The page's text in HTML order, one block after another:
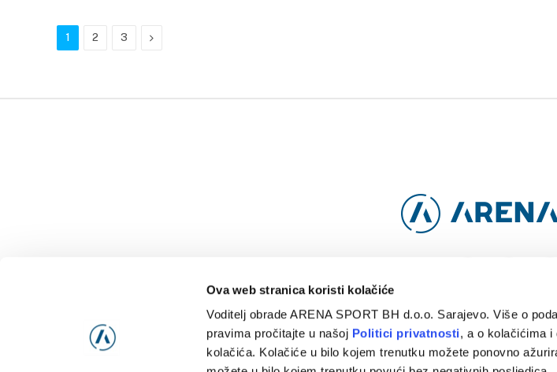
Ova web stranica koristi kolačiće
Voditelj obrade ARENA SPORT BH d.o.o. Sarajevo. Više o
pravima pročitajte u našoj Politici privatnosti, a o kolačićima i
kolačića. Kolačiće u bilo kojem trenutku možete ponovno
1 2 3 Next
NAJNOVIJE
© 2024 Arena Sport.